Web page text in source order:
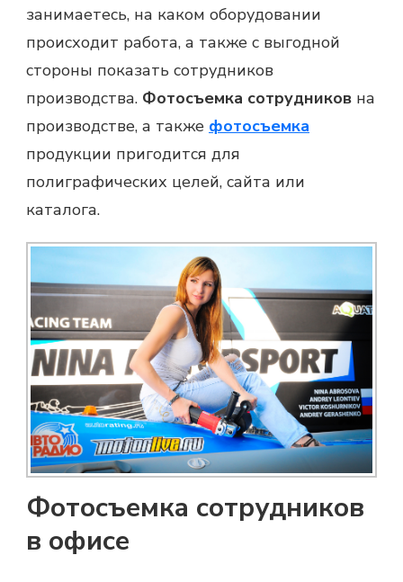
занимаетесь, на каком оборудовании
происходит работа, а также с выгодной
стороны показать сотрудников
производства. Фотосъемка сотрудников на
производстве, а также фотосъемка
продукции пригодится для
полиграфических целей, сайта или
каталога.
Фотосъемка сотрудников
в офисе